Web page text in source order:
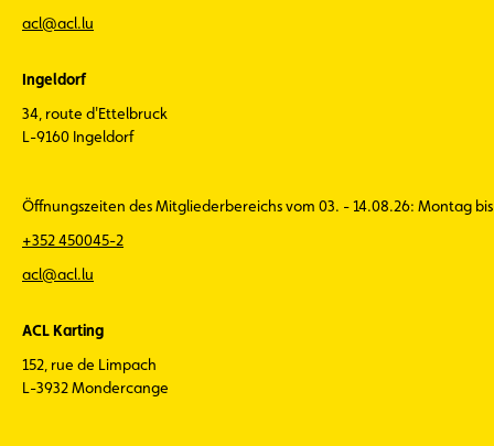
acl@acl.lu
Ingeldorf
34, route d'Ettelbruck
L-9160 Ingeldorf
Öffnungszeiten des Mitgliederbereichs vom 03. - 14.08.26: Montag
+352 450045-2
acl@acl.lu
ACL Karting
152, rue de Limpach
L-3932 Mondercange